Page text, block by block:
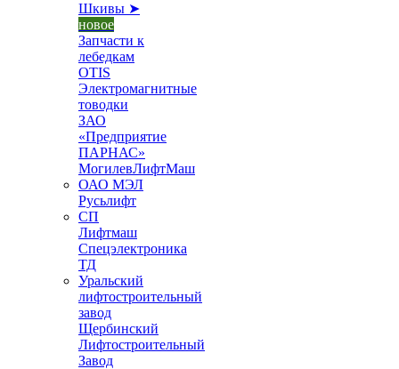
Шкивы ➤
новое
Запчасти к
лебедкам
OTIS
Электромагнитные
товодки
ЗАО
«Предприятие
ПАРНАС»
МогилевЛифтМаш
ОАО МЭЛ
Русьлифт
СП
Лифтмаш
Спецэлектроника
ТД
Уральский
лифтостроительный
завод
Щербинский
Лифтостроительный
Завод